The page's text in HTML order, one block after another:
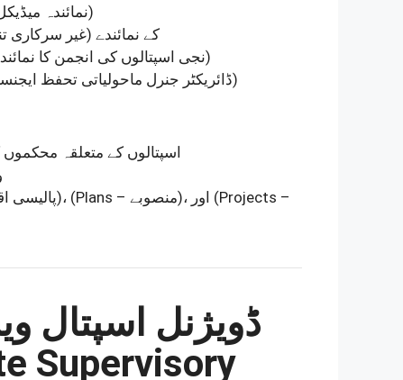
(Representative of a Medical University – نمائندہ میڈیکل یونیورسٹی)
(NGOs – غیر سرکاری تنظیموں) کے نمائندے
(Representative of Private Hospitals Association – نجی اسپتالوں کی انجمن کا نمائندہ)
(DG, Environmental Protection Agency – ڈائریکٹر جنرل ماحولیاتی تحفظ ایجنسی)
• اسپتالوں کے متعلقہ
(Policy Measures – پالیسی اقدامات)، (Plans – منصوبے)
(Projects –
25. ڈویژنل
Supervisory